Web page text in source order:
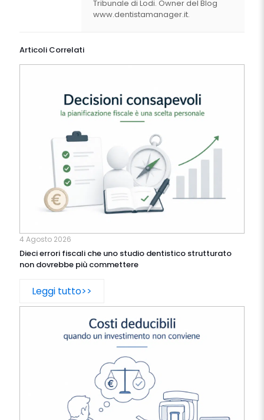
Tribunale di Lodi. Owner del Blog
www.dentistamanager.it.
Articoli Correlati
4 Agosto 2026
Dieci errori fiscali che uno studio dentistico strutturato
non dovrebbe più commettere
Leggi tutto>>